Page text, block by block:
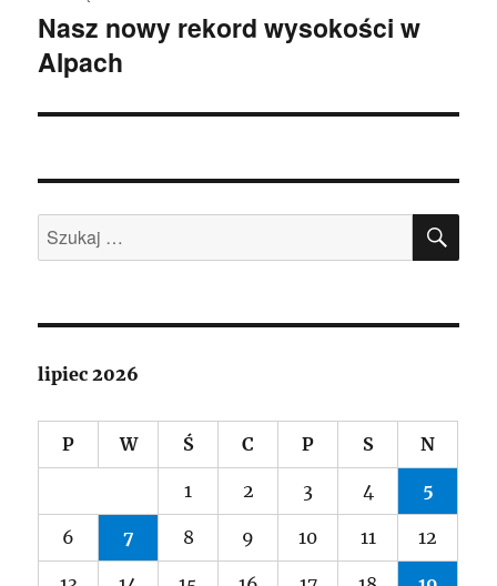
Następny
wpis:
Nasz nowy rekord wysokości w
Alpach
Szukaj:
lipiec 2026
P W Ś C P S N
1 2 3 4 5
6 7 8 9 10 11 12